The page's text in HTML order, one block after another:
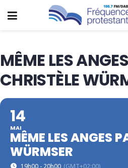
MÊME LES
CHRISTÈLE
14
MAI
MÊME LES ANGES
WÜRMSER
19h00 - 20h00 (GMT+02:00)